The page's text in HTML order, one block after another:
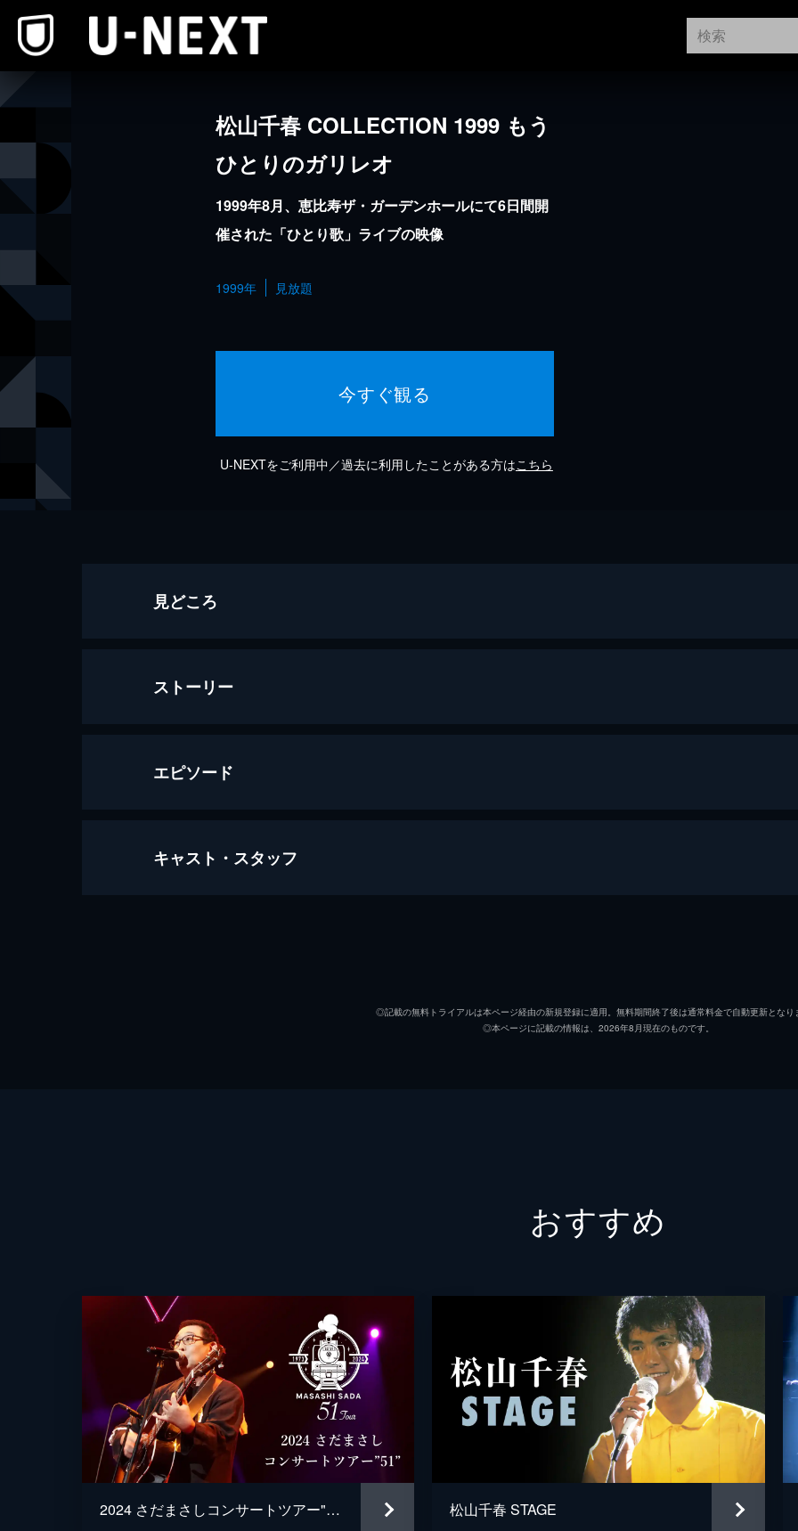
松山千春 COLLECTION 1999 もう
ひとりのガリレオ
1999年8月、恵比寿ザ・ガーデンホールにて6日間開
催された「ひとり歌」ライブの映像
1999年 見放題
今すぐ観る
U-NEXTをご利用中／過去に利用したことがある方はこちら
見どころ
ストーリー
エピソード
松山千春 COLLECTION 1999 もうひとりのガリレオ
キャスト・スタッフ
◎記載の無料トライアルは本ページ経由の新規登録に適用。無料期間終了後は通常料金で自動更新となり
◎本ページに記載の情報は、2026年8月現在のものです。
おすすめ
2024 さだまさしコンサートツアー"51" 松山千春 STAGE